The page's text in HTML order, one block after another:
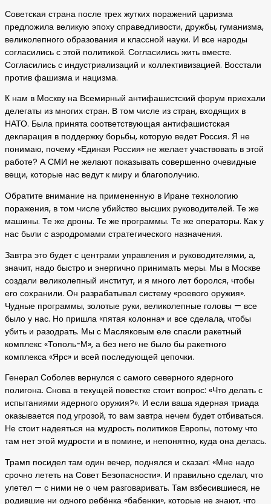
Советская страна после трех жутких поражений царизма
предложила великую эпоху справедливости, дружбы, гуманизма,
великолепного образования и классной науки. И все народы
согласились с этой политикой. Согласились жить вместе.
Согласились с индустриализаций и коллективизацией. Восстали
против фашизма и нацизма.
К нам в Москву на Всемирный антифашистский форум приехали
делегаты из многих стран. В том числе из стран, входящих в
НАТО. Была принята соответствующая антифашистская
декларация в поддержку борьбы, которую ведет Россия. Я не
понимаю, почему «Единая Россия» не желает участвовать в этой
работе? А СМИ не желают показывать совершенно очевидные
вещи, которые нас ведут к миру и благополучию.
Обратите внимание на примененную в Иране технологию
поражения, в том числе убийство высших руководителей. Те же
машины. Те же дроны. Те же программы. Те же операторы. Как у
нас были с аэродромами стратегического назначения.
Завтра это будет с центрами управления и руководителями, а,
значит, надо быстро и энергично принимать меры. Мы в Москве
создали великолепный институт, и я много лет боролся, чтобы
его сохранили. Он разрабатывал систему «роевого оружия».
Чудные программы, золотые руки, великолепные головы — все
было у нас. Но пришла «пятая колонна» и все сделала, чтобы
убить и разодрать. Мы с Масляковым еле спасли ракетный
комплекс «Тополь-М», а без него не было бы ракетного
комплекса «Ярс» и всей последующей цепочки.
Генерал Соболев вернулся с самого северного ядерного
полигона. Снова в текущей повестке стоит вопрос: «Что делать с
испытаниями ядерного оружия?». И если ваша ядерная триада
оказывается под угрозой, то вам завтра нечем будет отбиваться.
Не стоит надеяться на мудрость политиков Европы, потому что
там нет этой мудрости и в помине, и непонятно, куда она делась.
Трамп посидел там один вечер, поднялся и сказал: «Мне надо
срочно лететь на Совет Безопасности». И правильно сделал, что
улетел — с ними не о чем разговаривать. Там взбесившиеся, не
родившие ни одного ребёнка «бабенки», которые не знают, что